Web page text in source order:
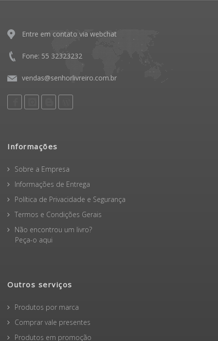
Entre em contato via webchat
Fone: 55 32323232
vendas@senhorlivreiro.com.br
Informações
Sobre a Empresa
Informações de Entrega
Política de Privacidade e Segurança
Termos e Condições Gerais
Não encontrou um livro?
Peça-o aqui
Outros serviços
Produtos por marca
Comprar vale presentes
Produtos em promoção